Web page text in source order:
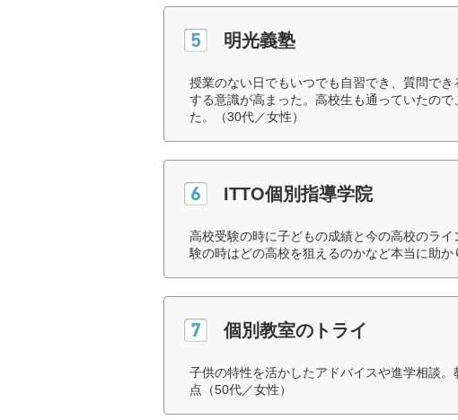
明光義塾
授業のない日でもいつでも自習でき、質問で
する意識が高まった。高校生も通っていたの
た。（30代／女性）
ITTO個別指導学院
高校受験の時に子どもの成績と今の高校のラ
験の時はどの高校を狙えるのかなど本当に助か
個別教室のトライ
子供の特性を活かしたアドバイスや進学相談
点（50代／女性）